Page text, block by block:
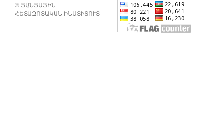
© ՑԱՆՑԱՅԻՆ
ՀԵՏԱԶՈՏԱԿԱՆ ԻՆՍՏԻՏՈՒՏ